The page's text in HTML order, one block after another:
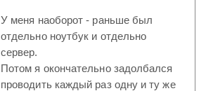
У меня наоборот - раньше был
отдельно ноутбук и отдельно
сервер.
Потом я окончательно задолбался
проводить каждый раз одну и ту же